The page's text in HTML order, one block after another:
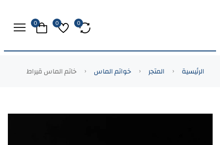
0
0
0
الرئيسية المتجر خواتم الماس خاتم الماس قيراط